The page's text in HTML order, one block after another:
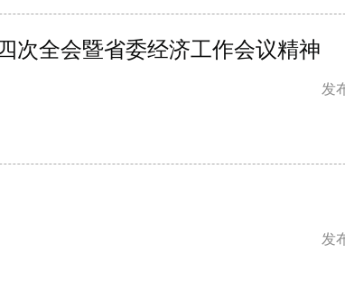
次全会暨省委经济工作会议精神
发
发